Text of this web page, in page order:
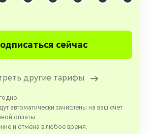
сейчас
другие тарифы
автоматически зачислены на ваш счет
оплаты.
и отмена в любое время.